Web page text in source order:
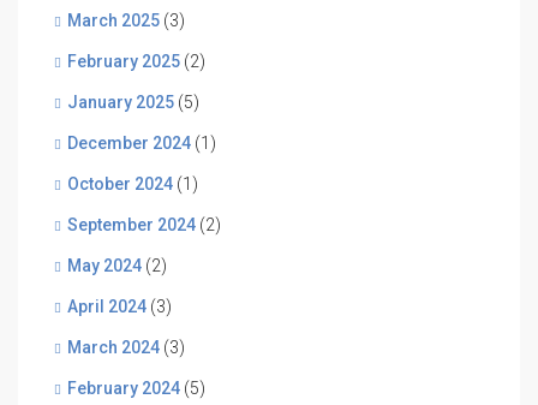
March 2025 (3)
February 2025 (2)
January 2025 (5)
December 2024 (1)
October 2024 (1)
September 2024 (2)
May 2024 (2)
April 2024 (3)
March 2024 (3)
February 2024 (5)